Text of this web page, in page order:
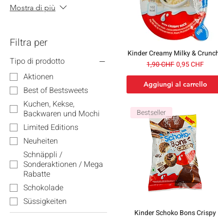
Mostra di più
Filtra per
Tipo di prodotto
Aktionen
Best of Bestsweets
Kuchen, Kekse,
Backwaren und Mochi
Limited Editions
Neuheiten
Schnäppli /
Sonderaktionen / Mega
Rabatte
Schokolade
Süssigkeiten
Kinder Creamy Milky &
Prezzo regolare
1,90 CHFPrezzo
0,95 CHF
Aggiungi al carrello
Bestseller
Kinder Schoko Bons Crispy